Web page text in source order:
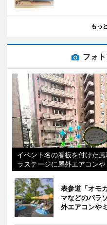
もっ
フォ
イベント名の看板を付けた
ラステージに屋外エアコン
表参道「オモ
マなどのパラ
外エアコンや